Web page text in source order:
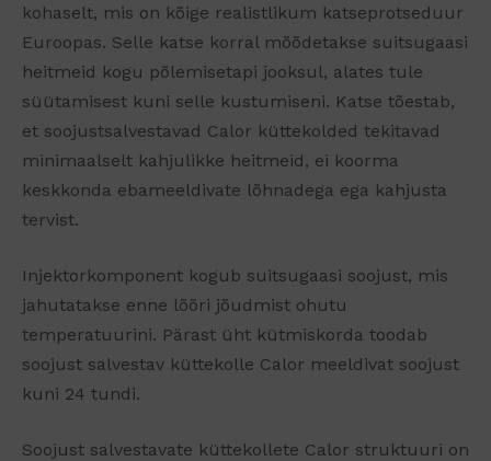
kohaselt, mis on kõige realistlikum katseprotseduur
Euroopas. Selle katse korral mõõdetakse suitsugaasi
heitmeid kogu põlemisetapi jooksul, alates tule
süütamisest kuni selle kustumiseni. Katse tõestab,
et soojustsalvestavad Calor küttekolded tekitavad
minimaalselt kahjulikke heitmeid, ei koorma
keskkonda ebameeldivate lõhnadega ega kahjusta
tervist.
Injektorkomponent kogub suitsugaasi soojust, mis
jahutatakse enne lõõri jõudmist ohutu
temperatuurini. Pärast üht kütmiskorda toodab
soojust salvestav küttekolle Calor meeldivat soojust
kuni 24 tundi.
Soojust salvestavate küttekollete Calor struktuuri on